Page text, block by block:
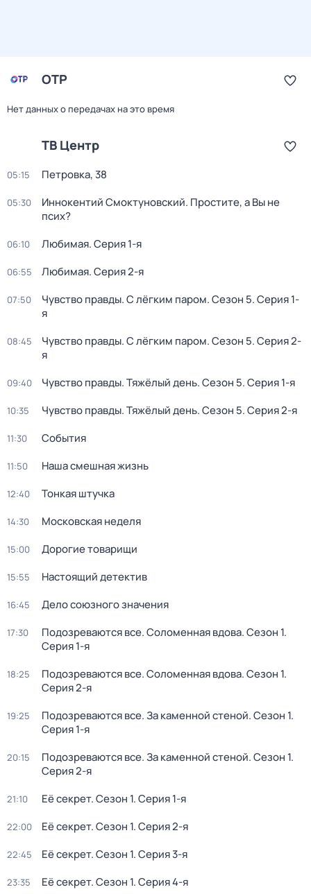
ОТР
Нет данных о передачах на это время
ТВ Центр
05:15 Петровка, 38
05:30
Иннокентий Смоктуновский. Простите, а Вы не
псих?
06:10 Любимая. Серия 1-я
06:55 Любимая. Серия 2-я
07:50 Чувство правды. С лёгким паром. Сезон 5. Серия 1-
я
08:45 Чувство правды. С лёгким паром. Сезон 5. Серия 2-
я
09:40 Чувство правды. Тяжёлый день. Сезон 5. Серия 1-я
10:35 Чувство правды. Тяжёлый день. Сезон 5. Серия 2-я
11:30 События
11:50 Наша смешная жизнь
12:40 Тонкая штучка
14:30 Московская неделя
15:00 Дорогие товарищи
15:55 Настоящий детектив
16:45 Дело союзного значения
17:30 Подозреваются все. Соломенная вдова. Сезон 1.
Серия 1-я
18:25 Подозреваются все. Соломенная вдова. Сезон 1.
Серия 2-я
19:25 Подозреваются все. За каменной стеной. Сезон 1.
Серия 1-я
20:15 Подозреваются все. За каменной стеной. Сезон 1.
Серия 2-я
21:10 Её секрет. Сезон 1. Серия 1-я
22:00 Её секрет. Сезон 1. Серия 2-я
22:45 Её секрет. Сезон 1. Серия 3-я
23:35 Её секрет. Сезон 1. Серия 4-я